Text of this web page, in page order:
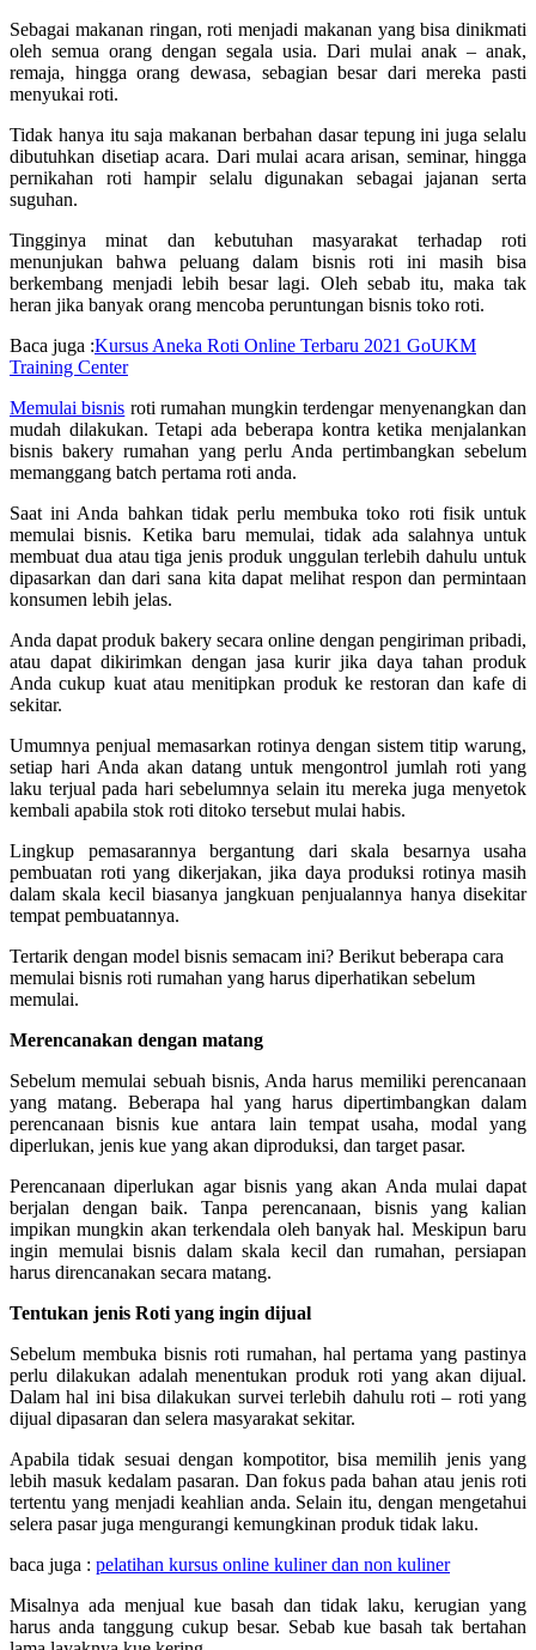
Sebagai makanan ringan, roti menjadi makanan yang bisa dinikmati
oleh semua orang dengan segala usia. Dari mulai anak – anak,
remaja, hingga orang dewasa, sebagian besar dari mereka pasti
menyukai roti.
Tidak hanya itu saja makanan berbahan dasar tepung ini juga selalu
dibutuhkan disetiap acara. Dari mulai acara arisan, seminar, hingga
pernikahan roti hampir selalu digunakan sebagai jajanan serta
suguhan.
Tingginya minat dan kebutuhan masyarakat terhadap roti
menunjukan bahwa peluang dalam bisnis roti ini masih bisa
berkembang menjadi lebih besar lagi. Oleh sebab itu, maka tak
heran jika banyak orang mencoba peruntungan bisnis toko roti.
Baca juga :Kursus Aneka Roti Online Terbaru 2021 GoUKM
Training Center
Memulai bisnis roti rumahan mungkin terdengar menyenangkan dan
mudah dilakukan. Tetapi ada beberapa kontra ketika menjalankan
bisnis bakery rumahan yang perlu Anda pertimbangkan sebelum
memanggang batch pertama roti anda.
Saat ini Anda bahkan tidak perlu membuka toko roti fisik untuk
memulai bisnis. Ketika baru memulai, tidak ada salahnya untuk
membuat dua atau tiga jenis produk unggulan terlebih dahulu untuk
dipasarkan dan dari sana kita dapat melihat respon dan permintaan
konsumen lebih jelas.
Anda dapat produk bakery secara online dengan pengiriman pribadi,
atau dapat dikirimkan dengan jasa kurir jika daya tahan produk
Anda cukup kuat atau menitipkan produk ke restoran dan kafe di
sekitar.
Umumnya penjual memasarkan rotinya dengan sistem titip warung,
setiap hari Anda akan datang untuk mengontrol jumlah roti yang
laku terjual pada hari sebelumnya selain itu mereka juga menyetok
kembali apabila stok roti ditoko tersebut mulai habis.
Lingkup pemasarannya bergantung dari skala besarnya usaha
pembuatan roti yang dikerjakan, jika daya produksi rotinya masih
dalam skala kecil biasanya jangkuan penjualannya hanya disekitar
tempat pembuatannya.
Tertarik dengan model bisnis semacam ini? Berikut beberapa cara
memulai bisnis roti rumahan yang harus diperhatikan sebelum
memulai.
Merencanakan dengan matang
Sebelum memulai sebuah bisnis, Anda harus memiliki perencanaan
yang matang. Beberapa hal yang harus dipertimbangkan dalam
perencanaan bisnis kue antara lain tempat usaha, modal yang
diperlukan, jenis kue yang akan diproduksi, dan target pasar.
Perencanaan diperlukan agar bisnis yang akan Anda mulai dapat
berjalan dengan baik. Tanpa perencanaan, bisnis yang kalian
impikan mungkin akan terkendala oleh banyak hal. Meskipun baru
ingin memulai bisnis dalam skala kecil dan rumahan, persiapan
harus direncanakan secara matang.
Tentukan jenis Roti yang ingin dijual
Sebelum membuka bisnis roti rumahan, hal pertama yang pastinya
perlu dilakukan adalah menentukan produk roti yang akan dijual.
Dalam hal ini bisa dilakukan survei terlebih dahulu roti – roti yang
dijual dipasaran dan selera masyarakat sekitar.
Apabila tidak sesuai dengan kompotitor, bisa memilih jenis yang
lebih masuk kedalam pasaran. Dan fokus pada bahan atau jenis roti
tertentu yang menjadi keahlian anda. Selain itu, dengan mengetahui
selera pasar juga mengurangi kemungkinan produk tidak laku.
baca juga : pelatihan kursus online kuliner dan non kuliner
Misalnya ada menjual kue basah dan tidak laku, kerugian yang
harus anda tanggung cukup besar. Sebab kue basah tak bertahan